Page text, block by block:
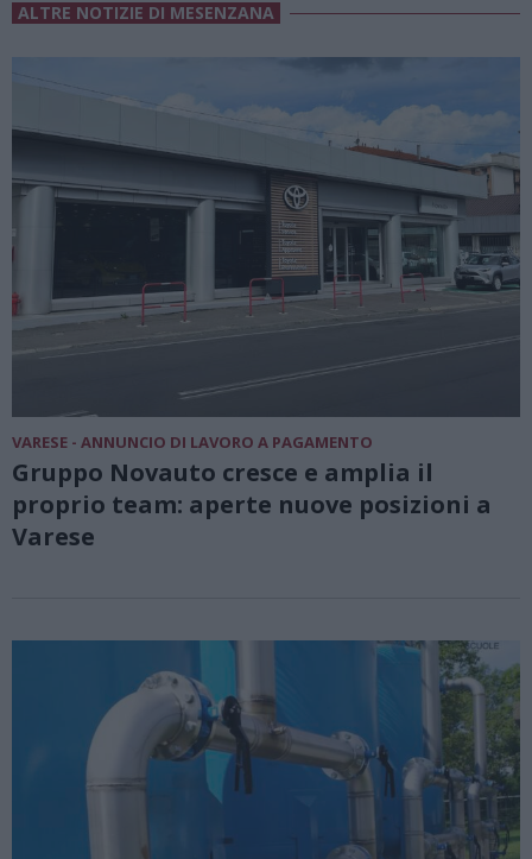
ALTRE NOTIZIE DI MESENZANA
VARESE - ANNUNCIO DI LAVORO A PAGAMENTO
Gruppo Novauto cresce e amplia il
proprio team: aperte nuove posizioni a
Varese